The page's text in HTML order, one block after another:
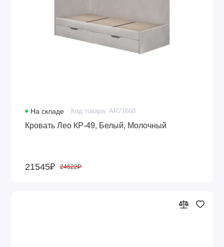
На складе Код товара: AR71660
Кровать Лео КР-49, Белый, Молочный
21545₽ 24622₽